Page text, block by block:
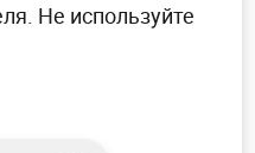
Не используйте